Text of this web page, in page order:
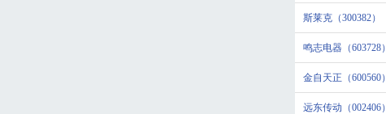
斯莱克（300382）
鸣志电器（603728）
金自天正（600560）
远东传动（002406）